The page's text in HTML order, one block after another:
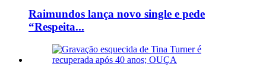
Raimundos lança novo single e pede
“Respeita...